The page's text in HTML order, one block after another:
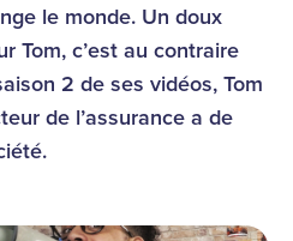
le monde. Un doux
Tom, c’est au contraire
2 de ses vidéos, Tom
de l’assurance a de